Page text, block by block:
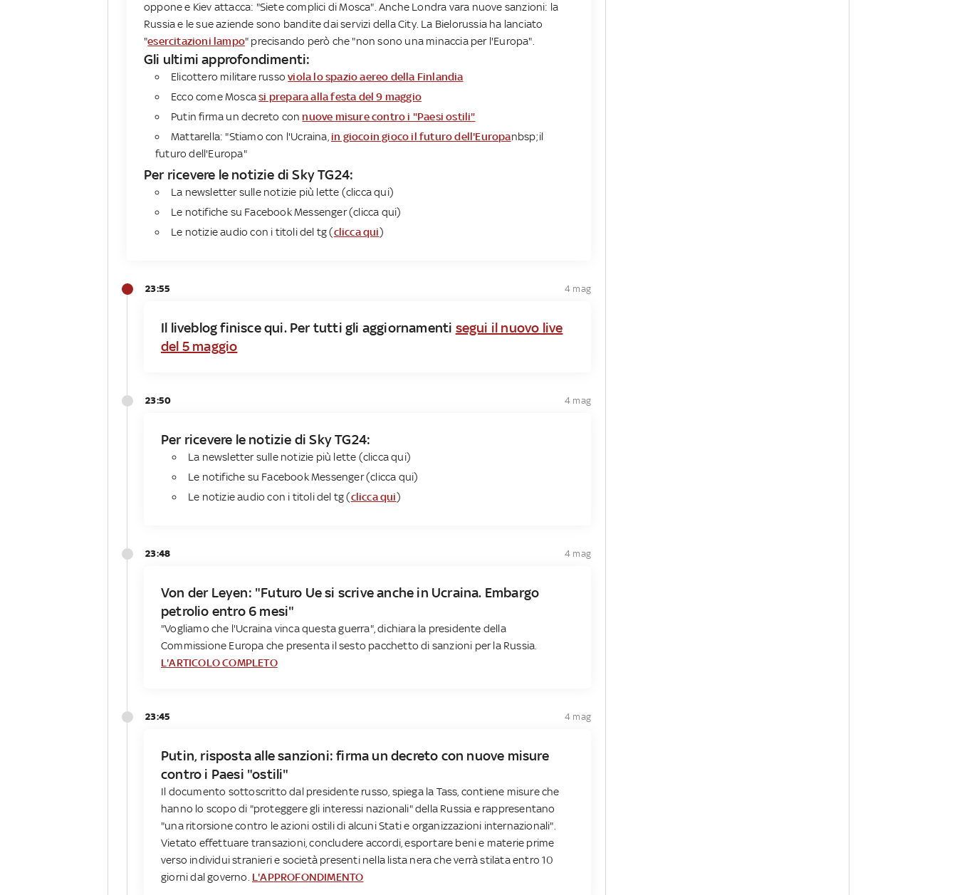
oppone e Kiev attacca: "Siete complici di Mosca". Anche Londra vara nuove sanzioni: la
Russia e le sue aziende sono bandite dai servizi della City. La Bielorussia ha lanciato
"esercitazioni lampo" precisando però che "non sono una minaccia per l'Europa".
Gli ultimi approfondimenti:
Elicottero militare russoviola lo spazio aereo della Finlandia
Ecco come Moscasi prepara alla festa del 9 maggio
Putin firma un decreto con nuove misure contro i "Paesi ostili"
Mattarella: "Stiamo con l'Ucraina, in giocoin gioco il futuro dell'Europanbsp;il
futuro dell'Europa"
Per ricevere le notizie di Sky TG24​:
La newsletter sulle notizie più lette (clicca qui)
Le notifiche su Facebook Messenger (clicca qui)
Le notizie audio con i titoli del tg (clicca qui)
23:55 4 mag
Il liveblog finisce qui. Per tutti gli aggiornamenti segui il nuovo live
del 5 maggio
23:50 4 mag
Per ricevere le notizie di Sky TG24​:
La newsletter sulle notizie più lette (clicca qui)
Le notifiche su Facebook Messenger (clicca qui)
Le notizie audio con i titoli del tg (clicca qui)
23:48 4 mag
Von der Leyen: "Futuro Ue si scrive anche in Ucraina. Embargo
petrolio entro 6 mesi"
"Vogliamo che l'Ucraina vinca questa guerra", dichiara la presidente della
Commissione Europa che presenta il sesto pacchetto di sanzioni per la Russia.
L'ARTICOLO COMPLETO
23:45 4 mag
Putin, risposta alle sanzioni: firma un decreto con nuove misure
contro i Paesi "ostili"
Il documento sottoscritto dal presidente russo, spiega la Tass, contiene misure che
hanno lo scopo di "proteggere gli interessi nazionali" della Russia e rappresentano
"una ritorsione contro le azioni ostili di alcuni Stati e organizzazioni internazionali".
Vietato effettuare transazioni, concludere accordi, esportare beni e materie prime
verso individui stranieri e società presenti nella lista nera che verrà stilata entro 10
giorni dal governo. L'APPROFONDIMENTO